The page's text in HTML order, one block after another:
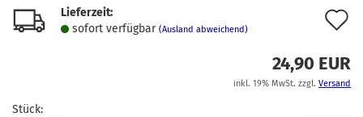
Lieferzeit:
sofort verfügbar (Ausland abweichend)
24,90 EUR
inkl. 19% MwSt. zzgl. Versand
Stück: